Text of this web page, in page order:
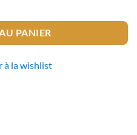
PANIER
à la wishlist